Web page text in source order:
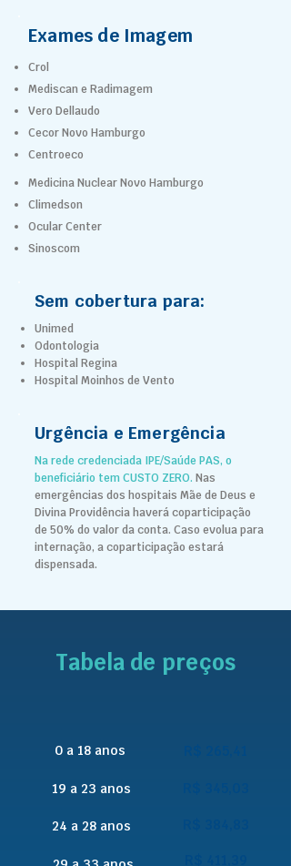
Exames de Imagem
Crol
Mediscan e Radimagem
Vero Dellaudo
Cecor Novo Hamburgo
Centroeco
Medicina Nuclear Novo Hamburgo
Climedson
Ocular Center
Sinoscom
Sem cobertura para:
Unimed
Odontologia
Hospital Regina
Hospital Moinhos de Vento
Urgência e Emergência
Na rede credenciada IPE/Saúde PAS, o
beneficiário tem CUSTO ZERO. Nas
emergências dos hospitais Mãe de Deus e
Divina Providência haverá coparticipação
de 50% do valor da conta. Caso evolua para
internação, a coparticipação estará
dispensada.
Tabela de preços
0 a 18 anos
19 a 23 anos
24 a 28 anos